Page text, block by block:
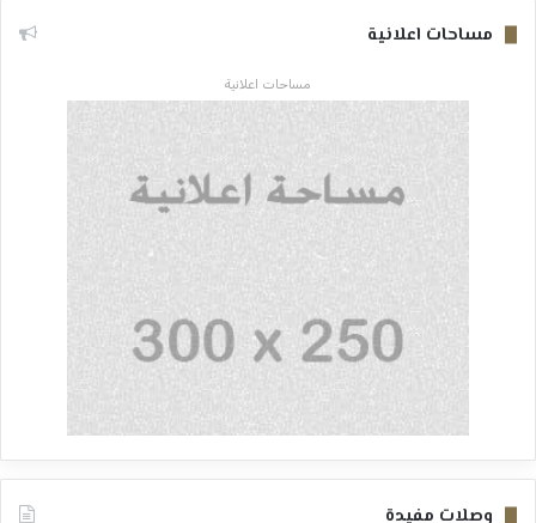
مساحات اعلانية
مساحات اعلانية
وصلات مفيدة